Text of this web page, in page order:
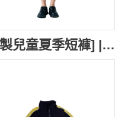
[訂製兒童夏季短褲] | 3色織帶設計 | 橡筋褲頭設計 | 荃浸石籬幼稚園 | 校褲供應商 | SU431